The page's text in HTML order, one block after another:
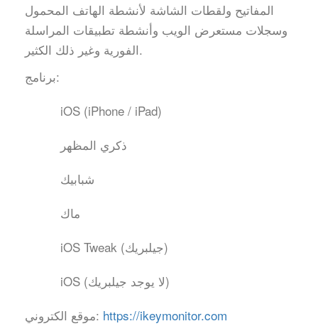
المفاتيح ولقطات الشاشة لأنشطة الهاتف المحمول
وسجلات مستعرض الويب وأنشطة تطبيقات المراسلة
الفورية وغير ذلك الكثير.
برنامج:
iOS (iPhone / iPad)
ذكري المظهر
شبابيك
ماك
iOS Tweak (جيلبريك)
iOS (لا يوجد جيلبريك)
موقع الكتروني: https://ikeymonitor.com